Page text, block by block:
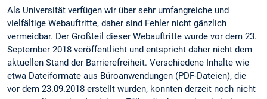
Als Universität verfügen wir über sehr umfangreiche und
vielfältige Webauftritte, daher sind Fehler nicht gänzlich
vermeidbar. Der Großteil dieser Webauftritte wurde vor dem 23.
September 2018 veröffentlicht und entspricht daher nicht dem
aktuellen Stand der Barrierefreiheit. Verschiedene Inhalte wie
etwa Dateiformate aus Büroanwendungen (PDF-Dateien), die
vor dem 23.09.2018 erstellt wurden, konnten derzeit noch nicht